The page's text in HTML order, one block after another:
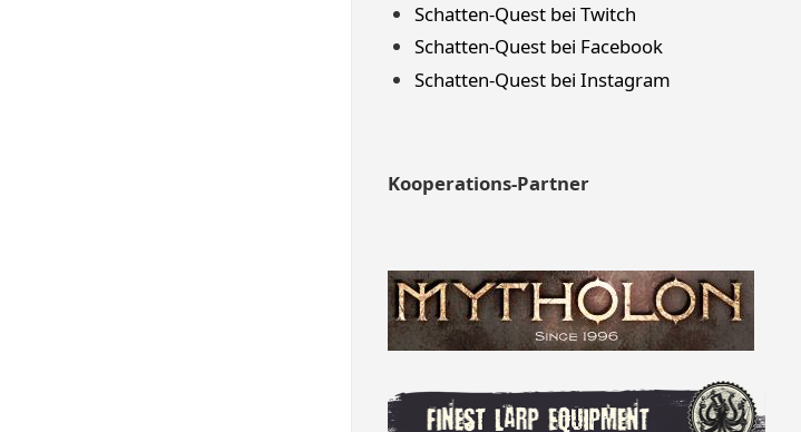
Schatten-Quest bei Twitch
Schatten-Quest bei Facebook
Schatten-Quest bei Instagram
Kooperations-Partner